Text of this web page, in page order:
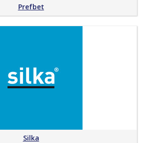
Prefbet
Silka